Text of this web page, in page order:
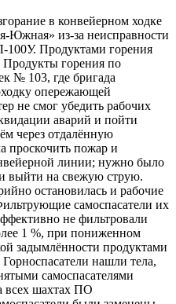
в конвейерном ходке
Южная» из-за неисправности
100У. Продуктами горения
Продукты горения по
№ 103, где бригада
опережающей
не смог убедить рабочих
аварий и пойти
через отдалённую
проскочить пожар и
линии; нужно было
выйти на свежую струю.
остановилась и рабочие
самоспасатели их
не фильтровали
1 %, при пониженном
задымлённости продуктами
нашли тела,
самоспасателями
всех шахтах ПО